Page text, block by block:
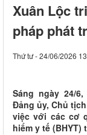
Xuân Lộc
pháp phát
Thứ tư - 24/06/2026
Sáng ngày 24/
Đảng ủy, Chủ
việc với các cơ
hiểm y tế (BHYT)